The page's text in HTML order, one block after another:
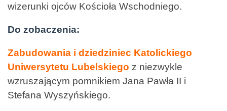
wizerunki ojców Kościoła Wschodniego.
Do zobaczenia:
Zabudowania i dziedziniec Katolickiego
Uniwersytetu Lubelskiego z niezwykle
wzruszającym pomnikiem Jana Pawła II i
Stefana Wyszyńskiego.